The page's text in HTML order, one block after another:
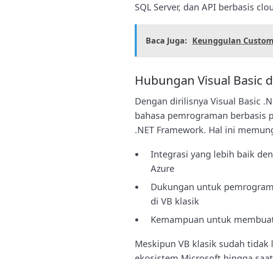
SQL Server, dan API berbasis
Baca Juga: Keunggulan
Hubungan Visual Basic
Dengan dirilisnya Visual Basic
bahasa pemrograman berbasis
.NET Framework. Hal ini
Integrasi yang lebih baik
Azure
Dukungan untuk
di VB klasik
Kemampuan untuk
Meskipun VB klasik sudah